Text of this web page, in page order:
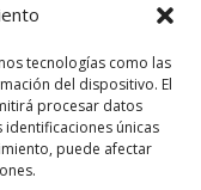
tecnologías como las
del dispositivo. El
procesar datos
únicas
puede afectar